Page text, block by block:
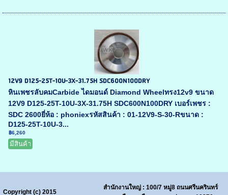
12V9 D125-25T-10U-3X-31.75H SDC600N100DRY
หินเพชรลับคมCarbide ไดมอนด์ Diamond Wheelทรง12v9 ขนาด
12V9 D125-25T-10U-3X-31.75H SDC600N100DRY เบอร์เพชร :
SDC 2600ยี่ห้อ : phoniexรหัสสินค้า : 01-12V9-S-30-Rขนาด :
D125-25T-10U-3...
฿6,260
มีสินค้า
Copyright (c) 2015
สำนักงานใหญ่ : 100/7 หมู่8 ถนนศรีนครินทร์